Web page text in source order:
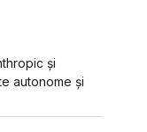
și
autonome și